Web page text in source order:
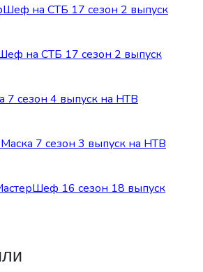
на СТБ 17 сезон 2 выпуск
на СТБ 17 сезон 2 выпуск
7 сезон 4 выпуск на НТВ
7 сезон 3 выпуск на НТВ
16 сезон 18 выпуск